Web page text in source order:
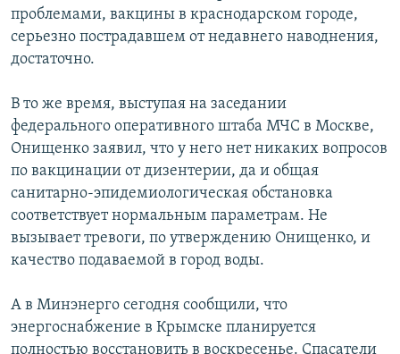
ПОДПИШИТЕСЬ НА РАССЫЛКУ
Все сайты РСЕ/РС
проблемами, вакцины в краснодарском городе,
серьезно пострадавшем от недавнего наводнения,
достаточно.
В то же время, выступая на заседании
федерального оперативного штаба МЧС в Москве,
Онищенко заявил, что у него нет никаких вопросов
по вакцинации от дизентерии, да и общая
санитарно-эпидемиологическая обстановка
соответствует нормальным параметрам. Не
вызывает тревоги, по утверждению Онищенко, и
качество подаваемой в город воды.
А в Минэнерго сегодня сообщили, что
энергоснабжение в Крымске планируется
полностью восстановить в воскресенье. Спасатели